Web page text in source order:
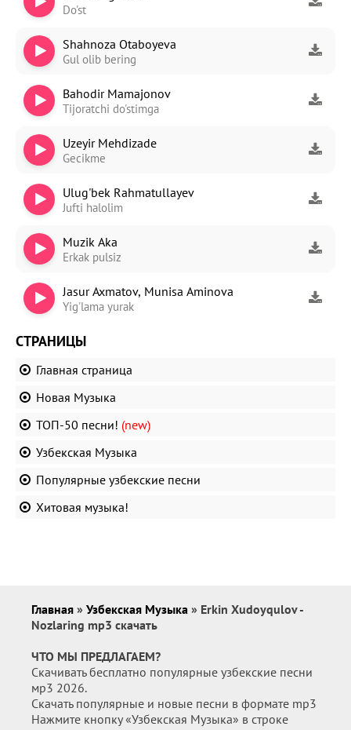
Do'st
Shahnoza Otaboyeva
Gul olib bering
Bahodir Mamajonov
Tijoratchi do'stimga
Uzeyir Mehdizade
Gecikme
Ulug'bek Rahmatullayev
Jufti halolim
Muzik Aka
Erkak pulsiz
Jasur Axmatov, Munisa Aminova
Yig'lama yurak
СТРАНИЦЫ
Главная страница
Новая Музыка
ТОП-50 песни! (new)
Узбекская Музыка
Популярные узбекские песни
Хитовая музыка!
Главная » Узбекская Музыка » Erkin Xudoyqulov -
Nozlaring mp3 скачать
ЧТО МЫ ПРЕДЛАГАЕМ?
Скачивать бесплатно популярные узбекские песни
мр3 2026.
Скачать популярные и новые песни в формате mp3
Нажмите кнопку «Узбекская Музыка» в строке